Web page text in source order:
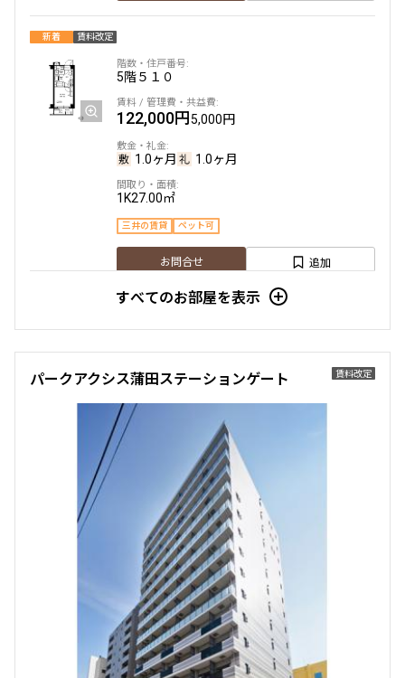
検索対象お部屋数
28件
お部屋を再検索
新着 賃料改定
5階５１０
122,000円5,000円
1.0ヶ月 1.0ヶ月
1K27.00㎡
三井の賃貸 ペット可
お問合せ 追加
すべてのお部屋を表示
賃料改定
パークアクシス蒲田ステーションゲート